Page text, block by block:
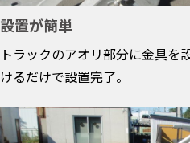
設置が簡単
トラックのアオリ部分に金具を
けるだけで設置完了。